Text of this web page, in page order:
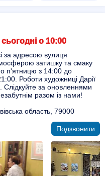
о 10:00
за адресою вулиця
затишку та смаку
п'ятницю з 14:00 до
Роботи художниці Дарії
Слідкуйте за оновленнями
разом із нами!
область, 79000
Подзвонити